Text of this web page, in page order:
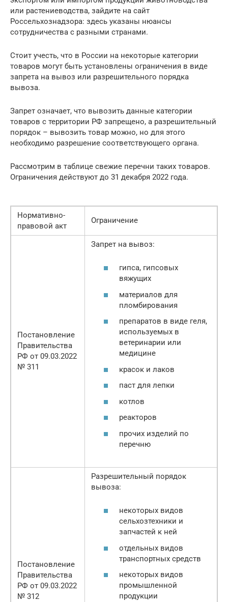
или растениеводства, зайдите на сайт
Россельхознадзора: здесь указаны нюансы
сотрудничества с разными странами.
Стоит учесть, что в России на некоторые категории
товаров могут быть установлены ограничения в виде
запрета на вывоз или разрешительного порядка
вывоза.
Запрет означает, что вывозить данные категории
товаров с территории РФ запрещено, а разрешительный
порядок – вывозить товар можно, но для этого
необходимо разрешение соответствующего органа.
Рассмотрим в таблице свежие перечни таких товаров.
Ограничения действуют до 31 декабря 2022 года.
Нормативно-
правовой акт
Ограничение
Постановление
Правительства
РФ от 09.03.2022
№ 311
Запрет на вывоз:
гипса, гипсовых
вяжущих
материалов для
пломбирования
препаратов в виде геля,
используемых в
ветеринарии или
медицине
красок и лаков
паст для лепки
котлов
реакторов
прочих изделий по
перечню
Постановление
Правительства
РФ от 09.03.2022
№ 312
Разрешительный порядок
вывоза:
некоторых видов
сельхозтехники и
запчастей к ней
отдельных видов
транспортных средств
некоторых видов
промышленной
продукции